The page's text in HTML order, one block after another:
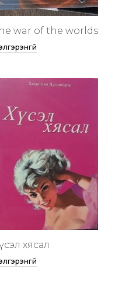
war of the worlds
хясал